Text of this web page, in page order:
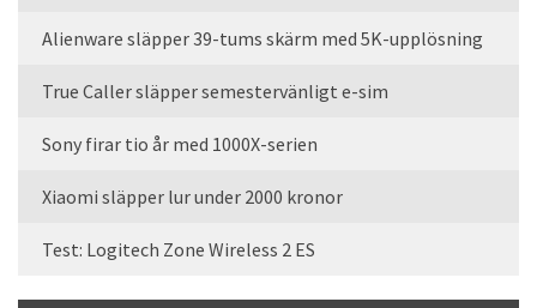
Alienware släpper 39-tums skärm med 5K-upplösning
True Caller släpper semestervänligt e-sim
Sony firar tio år med 1000X-serien
Xiaomi släpper lur under 2000 kronor
Test: Logitech Zone Wireless 2 ES